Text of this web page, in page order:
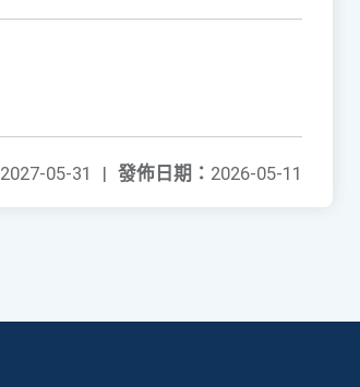
發佈日期： 2026-05-11
2027-05-31 |